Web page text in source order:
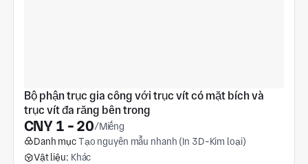
Bộ phận trục gia công với trục vít có mặt bích và
trục vít đa răng bên trong
CNY 1 - 20/Miếng
Danh mụcTạo nguyên mẫu nhanh (In 3D-Kim loại)
Vật liệu: Khác